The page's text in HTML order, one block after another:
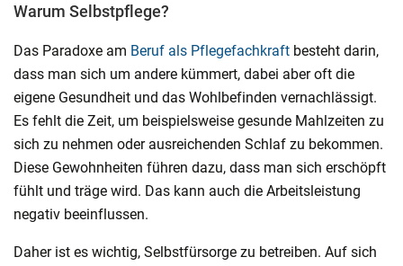
Warum Selbstpflege?
Das Paradoxe am Beruf als Pflegefachkraft besteht darin,
dass man sich um andere kümmert, dabei aber oft die
eigene Gesundheit und das Wohlbefinden vernachlässigt.
Es fehlt die Zeit, um beispielsweise gesunde Mahlzeiten zu
sich zu nehmen oder ausreichenden Schlaf zu bekommen.
Diese Gewohnheiten führen dazu, dass man sich erschöpft
fühlt und träge wird. Das kann auch die Arbeitsleistung
negativ beeinflussen.
Daher ist es wichtig, Selbstfürsorge zu betreiben. Auf sich